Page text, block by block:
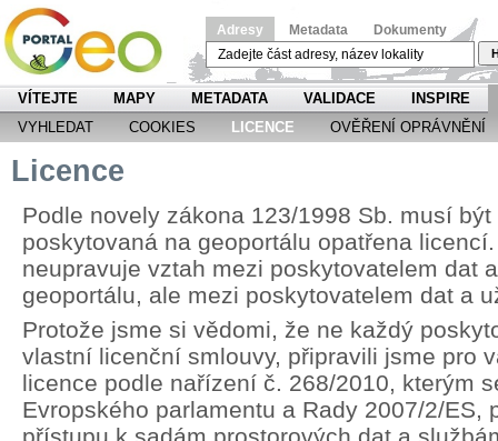
Adresy Metadata Dokumenty
VÍTEJTE MAPY METADATA VALIDACE
INSPIRE
VYHLEDAT
COOKIES LICENCE OVĚŘENÍ OPRÁVNĚNÍ
Licence
Podle novely zákona 123/1998 Sb. musí
poskytovaná na geoportálu opatřena
neupravuje vztah mezi poskytovatelem dat
geoportálu, ale mezi poskytovatelem dat a
Protože jsme si vědomi, že ne každý
vlastní licenční smlouvy, připravili jsme pro
licence podle nařízení č. 268/2010, kterým
Evropského parlamentu a Rady 2007/2/ES,